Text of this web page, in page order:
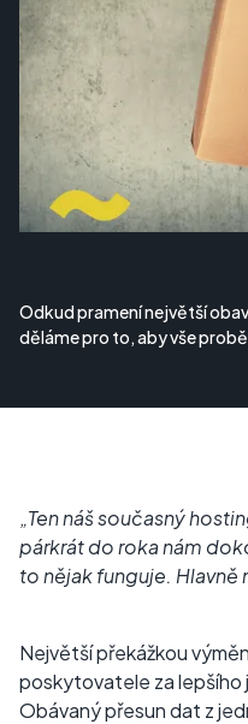
Odkud pramení největší
děláme pro to, aby vše
„Ten náš současný
párkrát do roka nám
to nějak funguje.
Největší překážkou
poskytovatele za lepšího
Obávaný přesun dat z